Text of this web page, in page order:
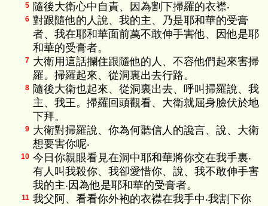
5 隨後大衛心中自責、因為割下掃羅的衣襟‧
6 對跟隨他的人說、我的主、乃是耶和華的受膏
者、我在耶和華面前萬不敢伸手害他、因他是耶
和華的受膏者。
7 大衛用這話攔住跟隨他的人、不容他們起來害掃
羅。掃羅起來、從洞裏出去行路。
8 隨後大衛也起來、從洞裏出去、呼叫掃羅說、我
主、我王。掃羅回頭觀看、大衛就屈身臉伏於地
下拜。
9 大衛對掃羅說、你為何聽信人的讒言、說、大衛
想要害你呢‧
10 今日你親眼看見在洞中耶和華將你交在我手裏‧
有人叫我殺你、我卻愛惜你、說、我不敢伸手害
我的主‧因為他是耶和華的受膏者。
11 我父阿、看看你外袍的衣襟在我手中‧我割下你